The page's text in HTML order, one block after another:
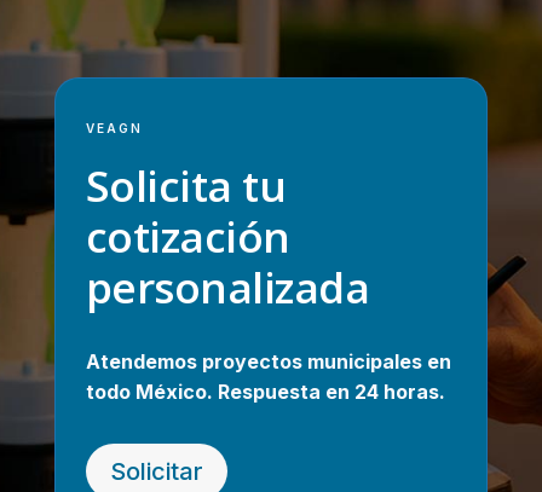
VEAGN
Solicita tu
cotización
personalizada
Atendemos proyectos municipales en
todo México. Respuesta en 24 horas.
Solicitar